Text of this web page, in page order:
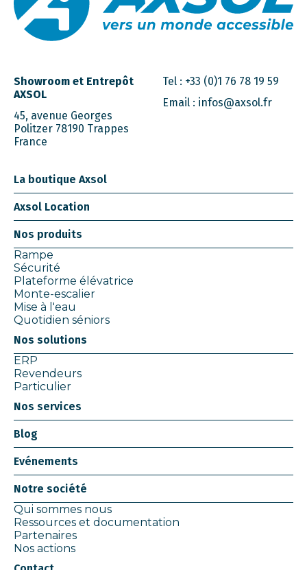
Showroom et Entrepôt
AXSOL
45, avenue Georges
Politzer 78190 Trappes
France
Tel : +33 (0)1 76 78 19 59
Email : infos@axsol.fr
La boutique Axsol
Axsol Location
Nos produits
Rampe
Sécurité
Plateforme élévatrice
Monte-escalier
Mise à l'eau
Quotidien séniors
Nos solutions
ERP
Revendeurs
Particulier
Nos services
Blog
Evénements
Notre société
Qui sommes nous
Ressources et documentation
Partenaires
Nos actions